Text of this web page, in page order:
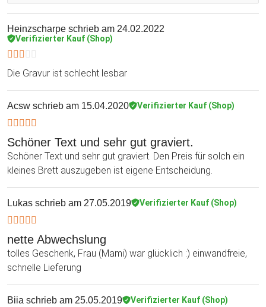
Heinzscharpe schrieb am 24.02.2022
Verifizierter Kauf (Shop)
Die Gravur ist schlecht lesbar
Acsw schrieb am 15.04.2020 Verifizierter Kauf (Shop)
Schöner Text und sehr gut graviert.
Schöner Text und sehr gut graviert. Den Preis für solch ein
kleines Brett auszugeben ist eigene Entscheidung.
Lukas schrieb am 27.05.2019 Verifizierter Kauf (Shop)
nette Abwechslung
tolles Geschenk, Frau (Mami) war glücklich :) einwandfreie,
schnelle Lieferung
Biia schrieb am 25.05.2019 Verifizierter Kauf (Shop)